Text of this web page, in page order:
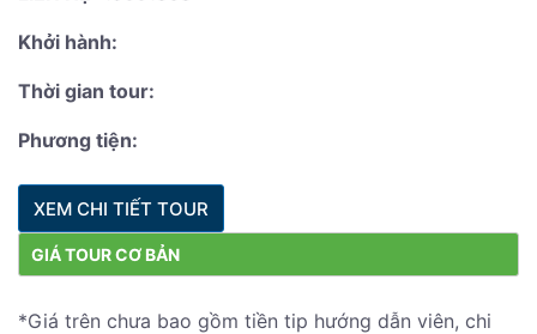
Khởi hành:
Thời gian tour:
Phương tiện:
XEM CHI TIẾT TOUR
GIÁ TOUR CƠ BẢN
*Giá trên chưa bao gồm tiền tip hướng dẫn viên, chi